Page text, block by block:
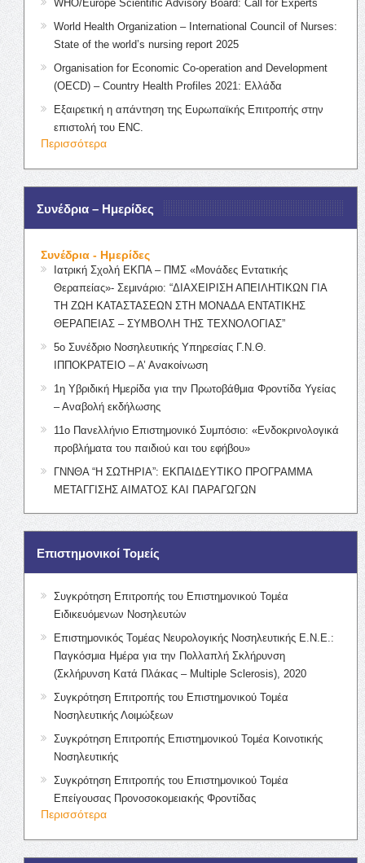
WHO/Europe Scientific Advisory Board: Call for Experts
World Health Organization – International Council of Nurses:
State of the world’s nursing report 2025
Organisation for Economic Co-operation and Development
(OECD) – Country Health Profiles 2021: Ελλάδα
Εξαιρετική η απάντηση της Ευρωπαϊκής Επιτροπής στην
επιστολή του ENC.
Περισσότερα
Συνέδρια – Ημερίδες
Συνέδρια - Ημερίδες
Ιατρική Σχολή ΕΚΠΑ – ΠΜΣ «Μονάδες Εντατικής
Θεραπείας»- Σεμινάριο: “ΔΙΑΧΕΙΡΙΣΗ ΑΠΕΙΛΗΤΙΚΩΝ ΓΙΑ
ΤΗ ΖΩΗ ΚΑΤΑΣΤΑΣΕΩΝ ΣΤΗ ΜΟΝΑΔΑ ΕΝΤΑΤΙΚΗΣ
ΘΕΡΑΠΕΙΑΣ – ΣΥΜΒΟΛΗ ΤΗΣ ΤΕΧΝΟΛΟΓΙΑΣ”
5ο Συνέδριο Νοσηλευτικής Υπηρεσίας Γ.Ν.Θ.
ΙΠΠΟΚΡΑΤΕΙΟ – Α’ Ανακοίνωση
1η Υβριδική Ημερίδα για την Πρωτοβάθμια Φροντίδα Υγείας
– Αναβολή εκδήλωσης
11ο Πανελλήνιο Επιστημονικό Συμπόσιο: «Ενδοκρινολογικά
προβλήματα του παιδιού και του εφήβου»
ΓΝΝΘΑ “Η ΣΩΤΗΡΙΑ”: ΕΚΠΑΙΔΕΥΤΙΚΟ ΠΡΟΓΡΑΜΜΑ
ΜΕΤΑΓΓΙΣΗΣ ΑΙΜΑΤΟΣ ΚΑΙ ΠΑΡΑΓΩΓΩΝ
Επιστημονικοί Τομείς
Συγκρότηση Επιτροπής του Επιστημονικού Τομέα
Ειδικευόμενων Νοσηλευτών
Επιστημονικός Τομέας Νευρολογικής Νοσηλευτικής Ε.Ν.Ε.:
Παγκόσμια Ημέρα για την Πολλαπλή Σκλήρυνση
(Σκλήρυνση Κατά Πλάκας – Multiple Sclerosis), 2020
Συγκρότηση Επιτροπής του Επιστημονικού Τομέα
Νοσηλευτικής Λοιμώξεων
Συγκρότηση Επιτροπής Επιστημονικού Τομέα Κοινοτικής
Νοσηλευτικής
Συγκρότηση Επιτροπής του Επιστημονικού Τομέα
Επείγουσας Προνοσοκομειακής Φροντίδας
Περισσότερα